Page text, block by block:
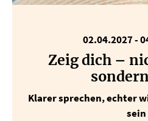
02.04.2027 -
Zeig dich –
Klarer sprechen, echter
sein